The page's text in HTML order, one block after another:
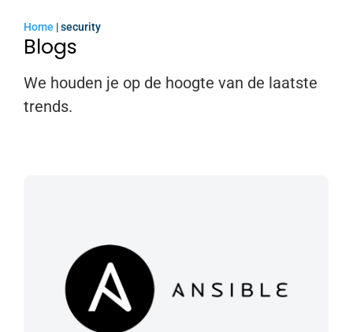
Home |security
Blogs
We houden je op de hoogte van de laatste
trends.